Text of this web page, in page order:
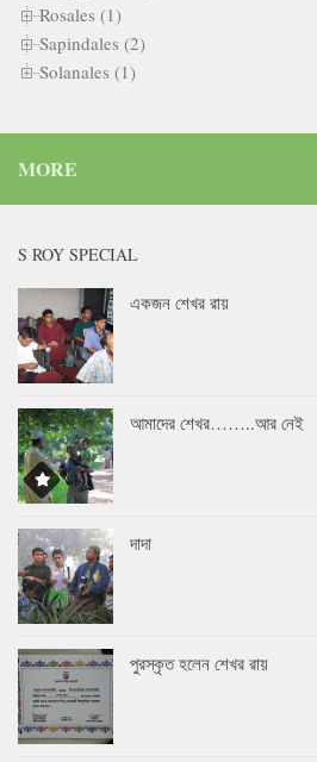
Rosales (1)
Sapindales (2)
Solanales (1)
MORE
S ROY SPECIAL
একজন শেখর রায়
আমাদের শেখর……..আর নেই
দাদা
পুরস্কৃত হলেন শেখর রায়